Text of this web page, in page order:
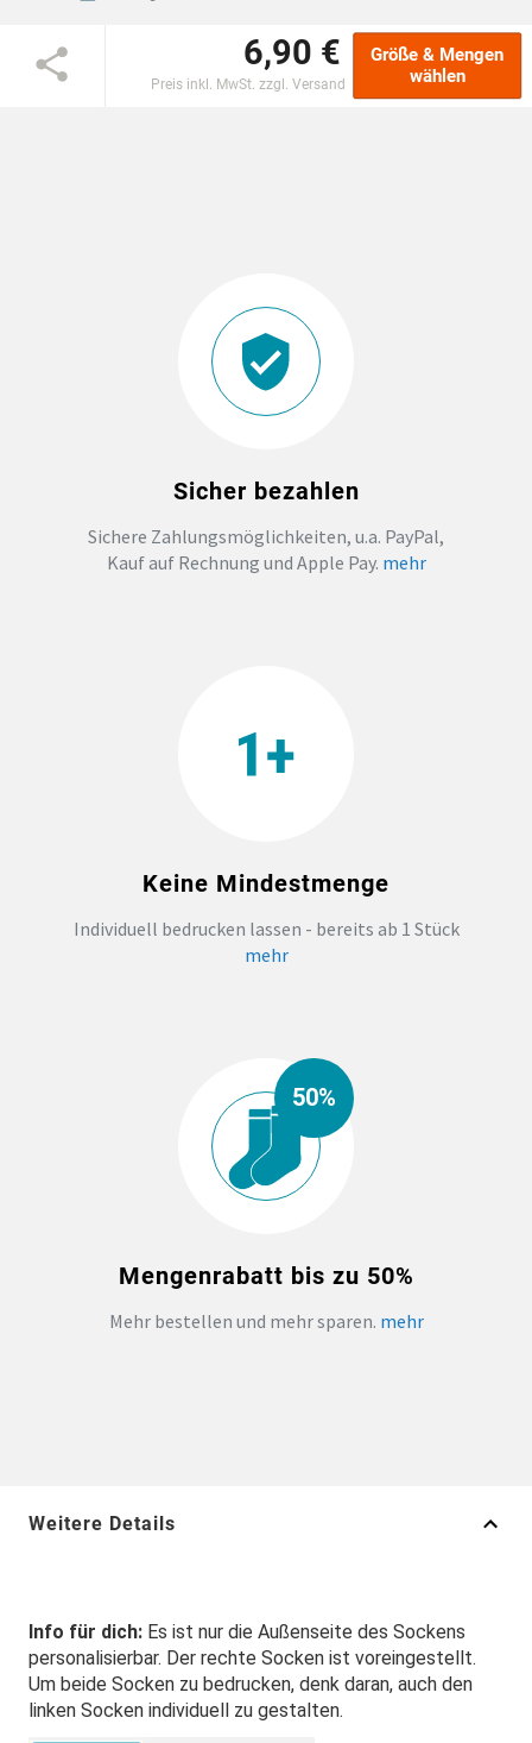
EINSCHULUNG
FOTOTASSEN UND MEHR
6,90 €
Preis inkl. MwSt. zzgl. Versand
Größe & Mengen
wählen
Sicher bezahlen
Sichere Zahlungsmöglichkeiten, u.a. PayPal,
Kauf auf Rechnung und Apple Pay. mehr
Keine Mindestmenge
Individuell bedrucken lassen - bereits ab 1 Stück
mehr
50%
Mengenrabatt bis zu 50%
Mehr bestellen und mehr sparen. mehr
Weitere Details
Info für dich: Es ist nur die Außenseite des Sockens
personalisierbar. Der rechte Socken ist voreingestellt.
Um beide Socken zu bedrucken, denk daran, auch den
linken Socken individuell zu gestalten.